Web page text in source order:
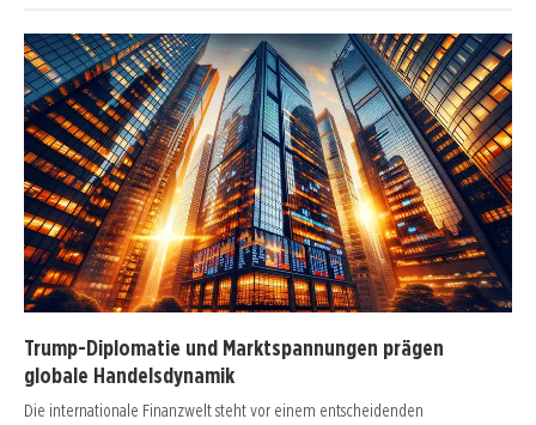
Trump-Diplomatie und Marktspannungen prägen
globale Handelsdynamik
Die internationale Finanzwelt steht vor einem entscheidenden